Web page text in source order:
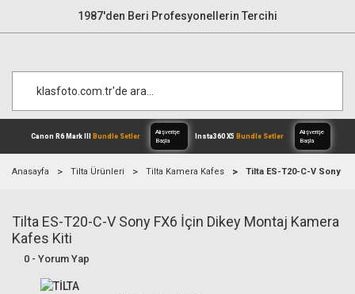
1987'den Beri Profesyonellerin Tercihi
Canon R6 Mark IIIBundle Setler
Alışverişe
Anasayfa Tilta Ürünleri Tilta Kamera Kafes Tilta ES-T20-C-V Sony
Tilta ES-T20-C-V Sony FX6 İçin Dikey Montaj Kamera
Kafes Kiti
0 - Yorum Yap